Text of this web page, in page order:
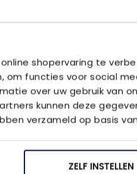
shopervaring te
om functies voor social
over uw gebruik van
kunnen deze
verzameld op basis
ZELF INSTELLEN